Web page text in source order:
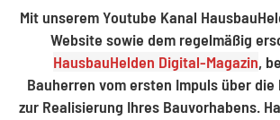
Mit unserem Youtube Kanal
Website sowie dem regelmäßig
HausbauHelden Digital-Magazin,
Bauherren vom ersten Impuls über die
zur Realisierung Ihres Bauvorhabens.